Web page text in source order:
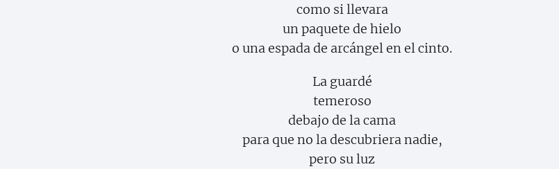
como si llevara
un paquete de hielo
o una espada de arcángel en el cinto.
La guardé
temeroso
debajo de la cama
para que no la descubriera nadie,
pero su luz